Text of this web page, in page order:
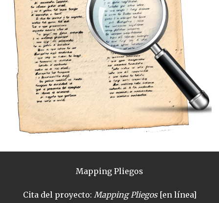
Mapping Pliegos
Cita del proyecto: Mapping Pliegos[en línea]